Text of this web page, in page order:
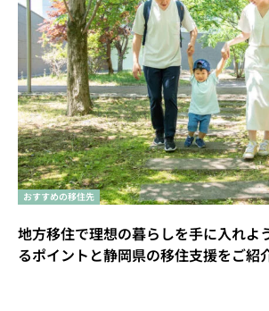
おすすめの移住先
地方移住で理想の暮らしを手に入れよ
るポイントと静岡県の移住支援をご紹